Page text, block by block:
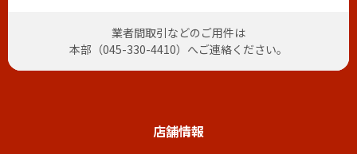
業者間取引などのご用件は
本部（045-330-4410）へご連絡ください。
店舗情報